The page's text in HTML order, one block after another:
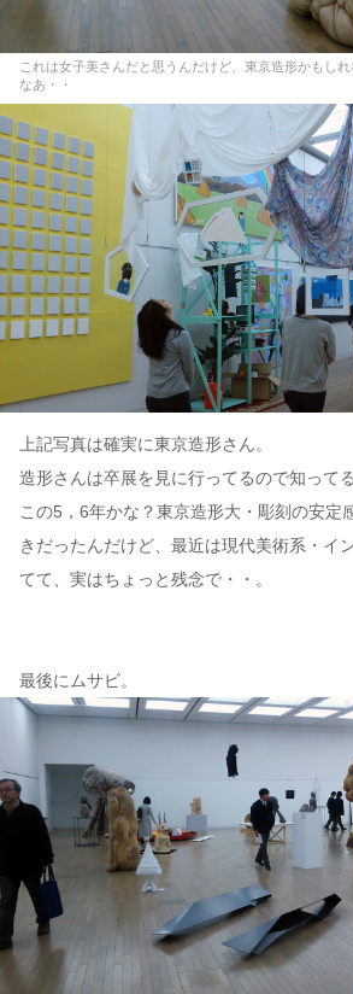
これは女子美さんだと思うんだけど、東京造形かもし
なあ・・
上記写真は確実に東京造形さん。
造形さんは卒展を見に行ってるので知って
この5，6年かな？東京造形大・彫刻の安定
きだったんだけど、最近は現代美術系・イ
てて、実はちょっと残念で・・。
最後にムサビ。